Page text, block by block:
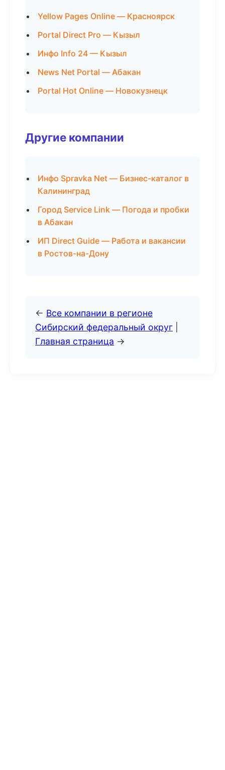
Yellow Pages Online — Красноярск
Portal Direct Pro — Кызыл
Инфо Info 24 — Кызыл
News Net Portal — Абакан
Portal Hot Online — Новокузнецк
Другие компании
Инфо Spravka Net — Бизнес-каталог в
Калининград
Город Service Link — Погода и пробки
в Абакан
ИП Direct Guide — Работа и вакансии
в Ростов-на-Дону
← Все компании в регионе
Сибирский федеральный округ
Главная страница →